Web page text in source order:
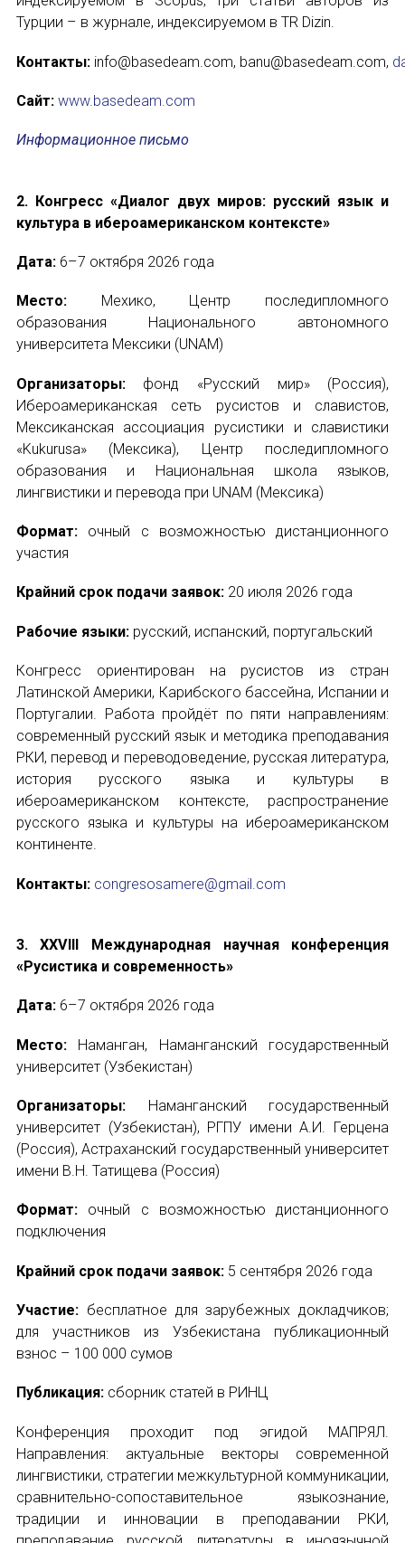
Комплексное исследование
Международный форум TERRA RUSISTICA в
«Дар речи: развитие языковой способности
Форум в Гаване «Русская литература в
БИБЛИОТЕКА МАПРЯЛ
+7 953 347-74-80
Турции – в журнале, индексируемом в TR Dizin.
Контакты: info@basedeam.com, banu@basedeam.com,
Сайт: www.basedeam.com
Информационное письмо
2. Конгресс «Диалог двух миров: русский язык и
культура в ибероамериканском контексте»
Дата:6–7 октября 2026 года
Место:
Мехико, Центр последипломного
образования Национального автономного
университета Мексики (UNAM)
Организаторы:фонд «Русский мир» (Россия),
Ибероамериканская сеть русистов и славистов,
Мексиканская ассоциация русистики и славистики
«Kukurusa» (Мексика), Центр последипломного
образования и Национальная школа языков,
лингвистики и перевода при UNAM (Мексика)
Формат:очный с возможностью дистанционного
участия
Крайний срок подачи заявок: 20 июля 2026 года
Рабочие языки:русский, испанский, португальский
Конгресс ориентирован на русистов из стран
Латинской Америки, Карибского бассейна, Испании и
Португалии. Работа пройдёт по пяти направлениям:
современный русский язык и методика преподавания
РКИ, перевод и переводоведение, русская литература,
история русского языка и культуры в
ибероамериканском контексте, распространение
русского языка и культуры на ибероамериканском
континенте.
Контакты: congresosamere@gmail.com
3. XXVIII Международная научная конференция
«Русистика и современность»
Дата: 6–7 октября 2026 года
Место: Наманган, Наманганский государственный
университет (Узбекистан)
Организаторы: Наманганский государственный
университет (Узбекистан), РГПУ имени А.И. Герцена
(Россия), Астраханский государственный университет
имени В.Н. Татищева (Россия)
Формат: очный с возможностью дистанционного
подключения
Крайний срок подачи заявок:5 сентября 2026 года
Участие:бесплатное для зарубежных докладчиков;
для участников из Узбекистана публикационный
взнос – 100 000 сумов
Публикация:сборник статей в РИНЦ
Конференция проходит под эгидой МАПРЯЛ.
Направления: актуальные векторы современной
лингвистики, стратегии межкультурной коммуникации,
сравнительно-сопоставительное языкознание,
традиции и инновации в преподавании РКИ,